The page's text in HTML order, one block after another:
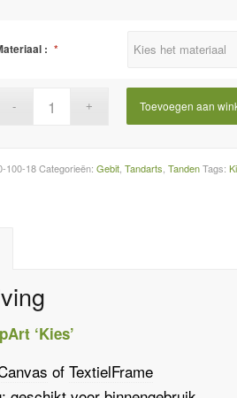
: *
Toevoegen aan
100-18 Categorieën:Gebit ,Tandarts ,Tanden Tags:
‘Kies’
of TextielFrame